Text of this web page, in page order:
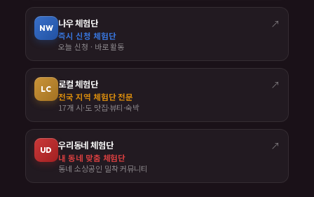
NW 나우 체험단 ↗
즉시 신청 체험단
오늘 신청 · 바로 활동
LC 로컬 체험단 ↗
전국 지역 체험단 전문
17개 시·도 맛집·뷰티·숙박
UD 우리동네 체험단 ↗
내 동네 맞춤 체험단
동네 소상공인 밀착 커뮤니티